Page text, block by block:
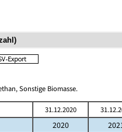
Sonstige Biomasse.
31.12.2020
2020